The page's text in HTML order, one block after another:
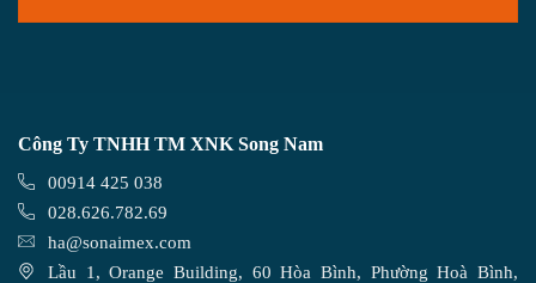
Công Ty TNHH TM XNK Song Nam
00914 425 038
028.626.782.69
ha@sonaimex.com
Lầu 1, Orange Building, 60 Hòa Bình, Phường Hoà Bình,